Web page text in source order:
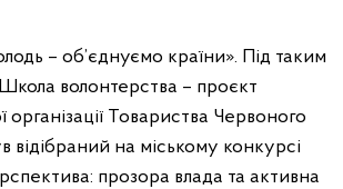
– об’єднуємо країни». Під таким
волонтерства – проєкт
організації Товариства Червоного
відібраний на міському конкурсі
прозора влада та активна